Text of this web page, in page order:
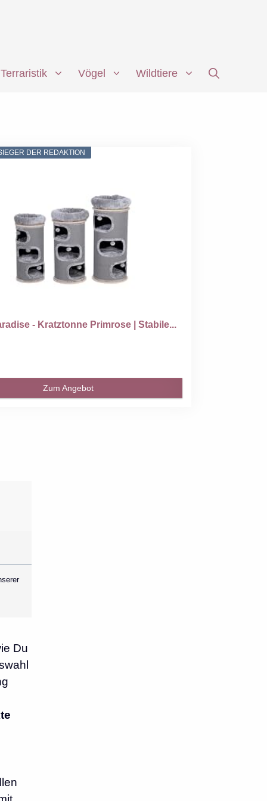
Terraristik Vögel Wildtiere
DER REDAKTION
- Kratztonne Primrose | Stabile...
Zum Angebot
Du